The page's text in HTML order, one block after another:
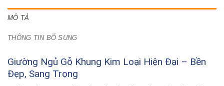
MÔ TẢ
THÔNG TIN BỔ SUNG
Giường Ngủ Gỗ Khung Kim Loại Hiện Đại – Bền
Đẹp, Sang Trọng